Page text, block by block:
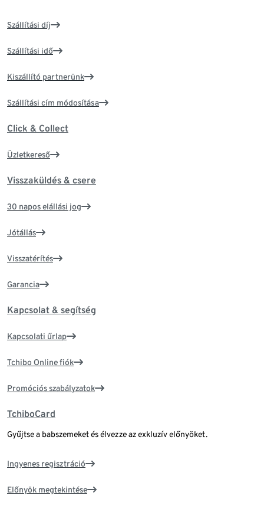
Szállítási díj
Szállítási idő
Kiszállító partnerünk
Szállítási cím módosítása
Click & Collect
Üzletkereső
Visszaküldés & csere
30 napos elállási jog
Jótállás
Visszatérítés
Garancia
Kapcsolat & segítség
Kapcsolati űrlap
Tchibo Online fiók
Promóciós szabályzatok
TchiboCard
Gyűjtse a babszemeket és élvezze az exkluzív előnyöket.
Ingyenes regisztráció
Előnyök megtekintése